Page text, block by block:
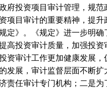
府投资项目审计管理，规
项目审计的重要精神，提
定》。《规定》进一步明
高投资审计质量，加强投
资审计工作更加健康发展，
发展，审计监督层面不断
责任审计专门机构；二是